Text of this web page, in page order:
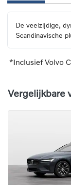
De veelzijdige,
Scandinavische
*Inclusief Volvo
Vergelijkbare